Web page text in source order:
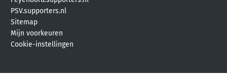
PSV.supporters.nl
Sitemap
Mijn voorkeuren
Cookie-instellingen